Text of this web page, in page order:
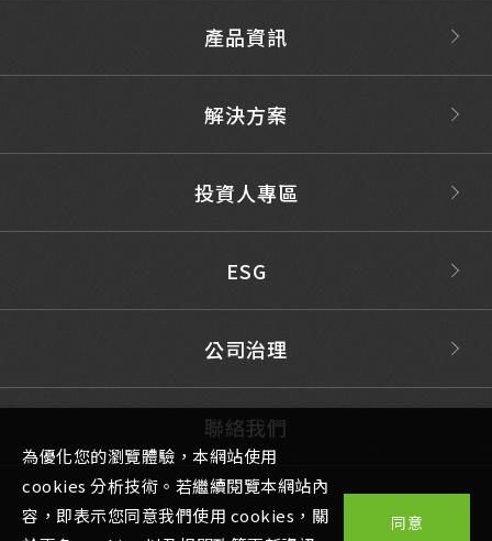
產品資訊
解決方案
投資人專區
ESG
公司治理
聯絡我們
為優化您的瀏覽體驗，本網站使用
cookies 分析技術。若繼續閱覽本網站內
容，即表示您同意我們使用 cookies，關
同意